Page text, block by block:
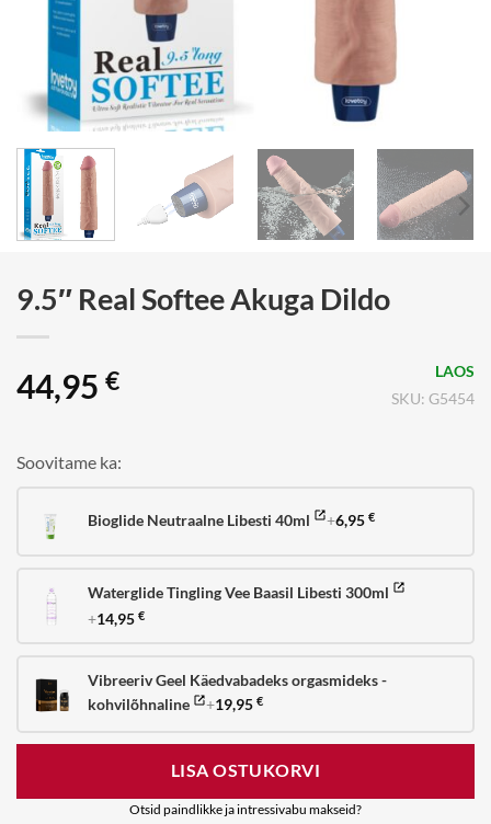
9.5″ Real Softee Akuga Dildo
44,95 €
LAOS
SKU: G5454
Soovitame ka:
Bioglide Neutraalne Libesti 40ml +6,95 €
Waterglide Tingling Vee Baasil Libesti 300ml
+14,95 €
Vibreeriv Geel Käedvabadeks orgasmideks -
kohvilõhnaline
+19,95 €
LISA OSTUKORVI
Otsid paindlikke ja intressivabu makseid?